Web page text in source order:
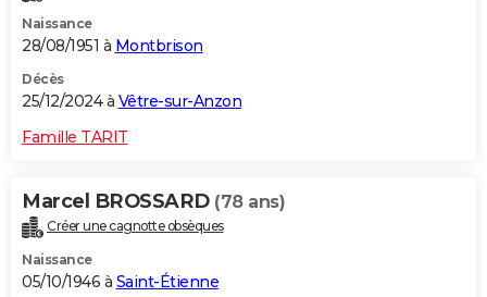
Naissance
28/08/1951 à Montbrison
Décès
25/12/2024 à Vêtre-sur-Anzon
Famille TARIT
Marcel BROSSARD (78 ans)
Créer une cagnotte obsèques
Naissance
05/10/1946 à Saint-Étienne